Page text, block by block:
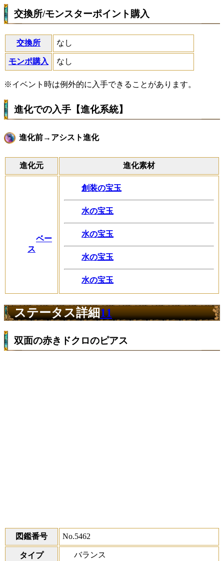
交換所/モンスターポイント購入
交換所 なし
モンポ購入 なし
※イベント時は例外的に入手できることがあります。
進化での入手【進化系統】
進化前→アシスト進化
進化元 進化素材
ベー
ス
創装の宝玉
水の宝玉
水の宝玉
水の宝玉
水の宝玉
ステータス詳細11
双面の赤きドクロのピアス
図鑑番号 No.5462
タイプ バランス